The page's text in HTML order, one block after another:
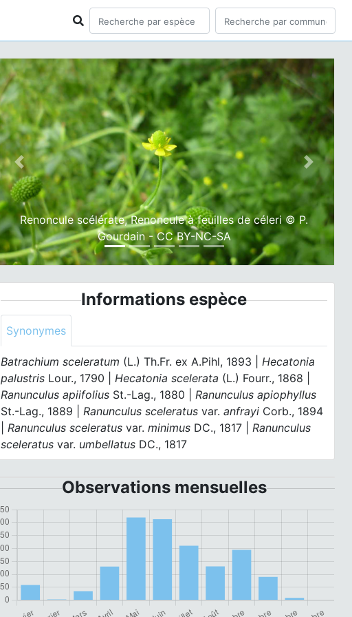
Renoncule scélérate, Renoncule à feuilles de céleri © P.
Gourdain - CC BY-NC-SA
Previous Next
Informations espèce
Synonymes
Batrachium sceleratum (L.) Th.Fr. ex A.Pihl, 1893 |Hecatonia
palustris Lour., 1790 |Hecatonia scelerata (L.) Fourr., 1868 |
Ranunculus apiifolius St.-Lag., 1880 |Ranunculus apiophyllus
St.-Lag., 1889 |Ranunculus sceleratusvar. anfrayi Corb., 1894
|Ranunculus sceleratusvar. minimus DC., 1817 |Ranunculus
sceleratusvar. umbellatus DC., 1817
Observations mensuelles